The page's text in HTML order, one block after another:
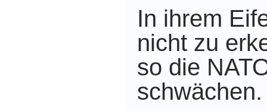
In ihrem
nicht zu
so die
schwächen.